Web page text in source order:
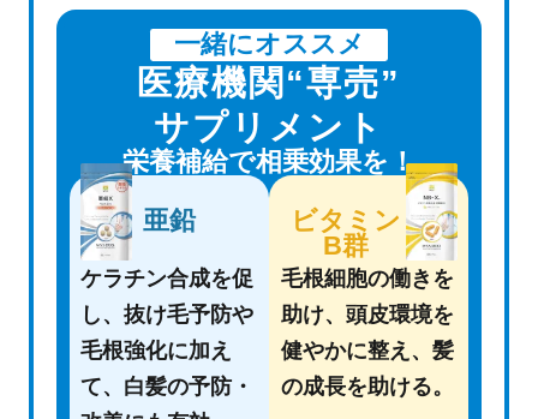
一緒にオススメ
医療機関“専売”
サプリメント
栄養補給で相乗効果を！
亜鉛
ケラチン合成を促
し、抜け毛予防や
毛根強化に加え
て、白髪の予防・
ビタミン
B群
毛根細胞の働きを
助け、頭皮環境を
健やかに整え、 髪
の成長を助ける。